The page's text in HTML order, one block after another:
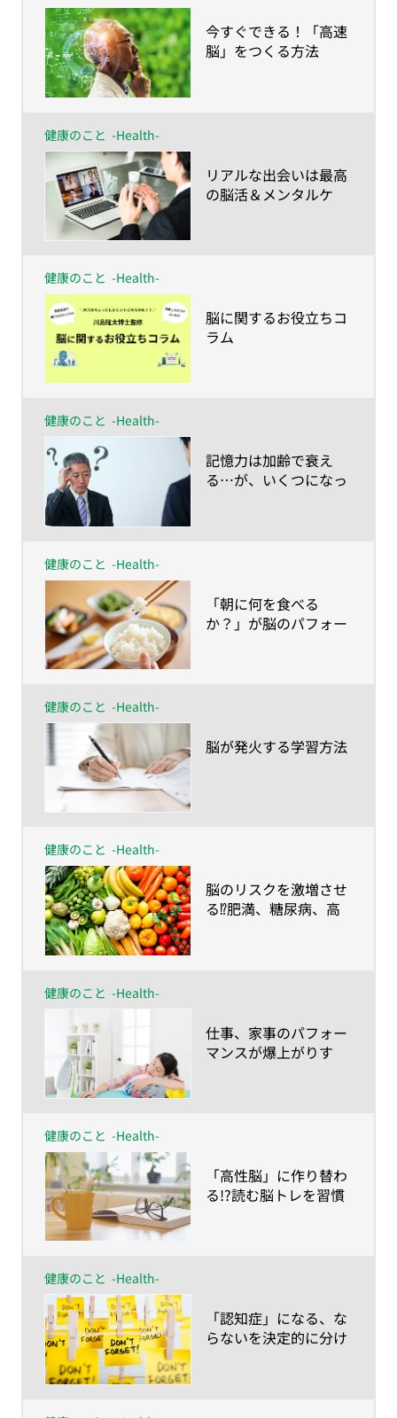
​今すぐできる！「高速
脳」をつくる方法
健康のこと -Health-
​リアルな出会いは最高
の脳活＆メンタルケ
健康のこと -Health-
​脳に関するお役立ちコ
ラム
健康のこと -Health-
​記憶力は加齢で衰え
る…が、いくつになっ
健康のこと -Health-
​「朝に何を食べる
か？」が脳のパフォー
健康のこと -Health-
​脳が発火する学習方法
健康のこと -Health-
​脳のリスクを激増させ
る⁉肥満、糖尿病、高
健康のこと -Health-
​仕事、家事のパフォー
マンスが爆上がりす
健康のこと -Health-
​「高性脳」に作り替わ
る!?読む脳トレを習慣
健康のこと -Health-
​「認知症」になる、な
らないを決定的に分け